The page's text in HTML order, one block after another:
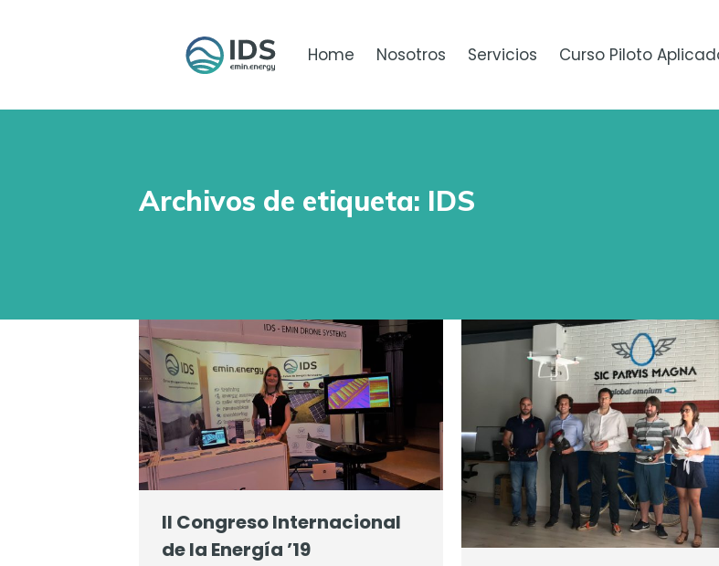
Home Nosotros Servicios Curso Piloto
Archivos de etiqueta: IDS
II Congreso Internacional
de la Energía ’19